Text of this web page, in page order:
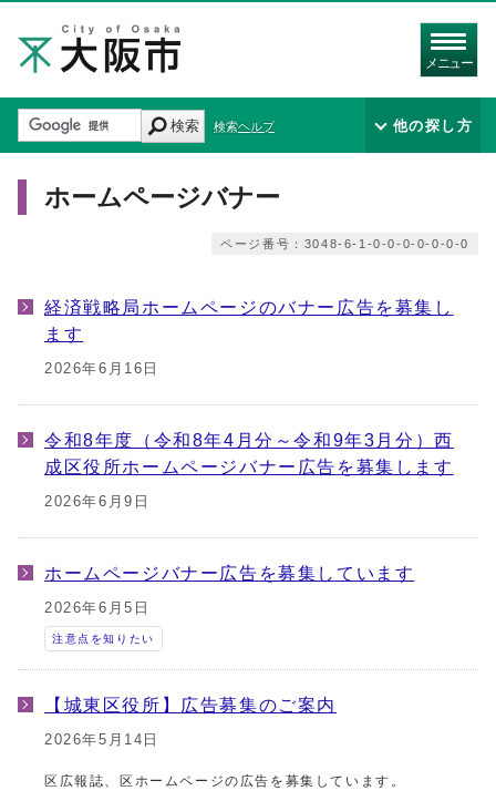
メニュー
検索 検索ヘルプ 他の探し方
ホームページバナー
ページ番号：3048-6-1-0-0-0-0-0-0-0
経済戦略局ホームページのバナー広告を募集し
ます
2026年6月16日
令和8年度（令和8年4月分～令和9年3月分）西
成区役所ホームページバナー広告を募集します
2026年6月9日
ホームページバナー広告を募集しています
2026年6月5日
注意点を知りたい
【城東区役所】広告募集のご案内
2026年5月14日
区広報誌、区ホームページの広告を募集しています。